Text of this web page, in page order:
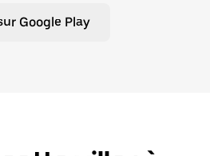
Google Play